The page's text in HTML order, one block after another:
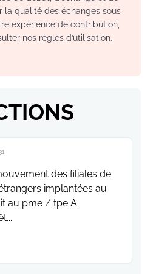
la qualité des échanges sous
expérience de contribution,
nos règles d’utilisation.
des filiales de
implantées au
au pme / tpe A